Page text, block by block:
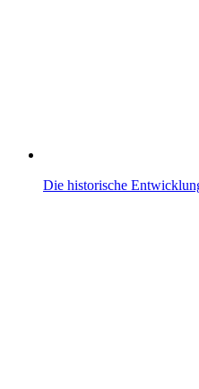
Die historische